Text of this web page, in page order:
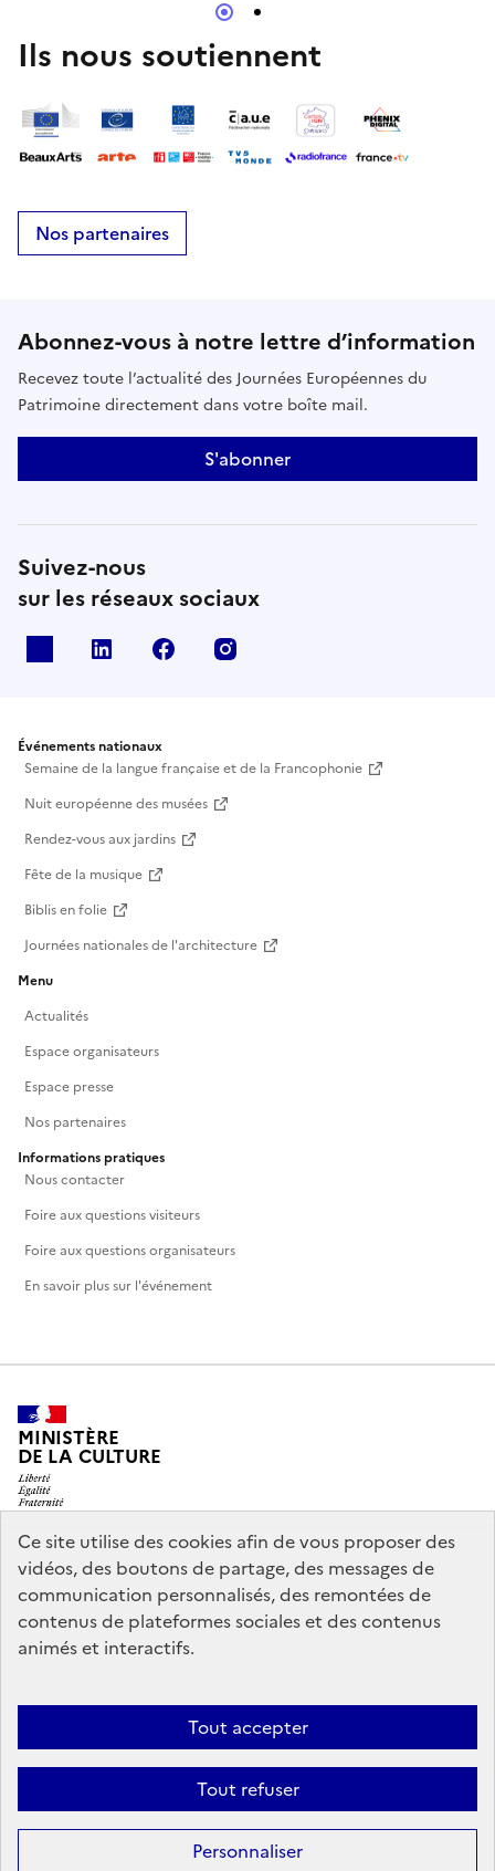
Ce site utilise des cookies afin de vous proposer des
vidéos, des boutons de partage, des messages de
communication personnalisés, des remontées de
contenus de plateformes sociales et des contenus
animés et interactifs.
Tout accepter
Tout refuser
Personnaliser
contemporains, les compositrices et compositeurs
d'hier... et d'aujourd'hui.
Ils nous soutiennent
Nos partenaires
Abonnez-vous à notre lettre d’information
Recevez toute l’actualité des Journées Européennes du
Patrimoine directement dans votre boîte mail.
S'abonner
Suivez-nous
sur les réseaux sociaux
Linkedin Facebook
Événements nationaux
Semaine de la langue française et de la Francophonie
Nuit européenne des musées
Rendez-vous aux jardins
Fête de la musique
Biblis en folie
Journées nationales de l'architecture
Menu
Actualités
Espace organisateurs
Espace presse
Nos partenaires
Informations pratiques
Nous contacter
Foire aux questions visiteurs
Foire aux questions organisateurs
En savoir plus sur l'événement
MINISTÈRE
DE LA CULTURE
legifrance.gouv.fr
info.gouv.fr
service-public.gouv.fr
data.gouv.fr
Mentions légales
conforme
Politique d’utilisation des témoins de connexion
Sauf mention contraire, tous les contenus de ce site sont sous